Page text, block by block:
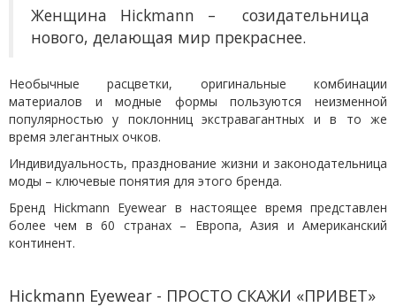
Женщина Hickmann – созидательница
нового, делающая мир прекраснее.
Необычные расцветки, оригинальные комбинации
материалов и модные формы пользуются неизменной
популярностью у поклонниц экстравагантных и в то же
время элегантных очков.
Индивидуальность, празднование жизни и законодательница
моды – ключевые понятия для этого бренда.
Бренд Hickmann Eyewear в настоящее время представлен
более чем в 60 странах – Европа, Азия и Американский
континент.
Hickmann Eyewear - ПРОСТО СКАЖИ «ПРИВЕТ»